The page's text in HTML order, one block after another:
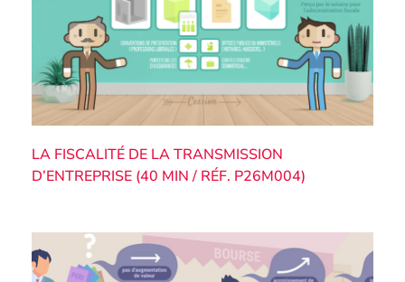
LA FISCALITÉ DE LA TRANSMISSION
D’ENTREPRISE (40 MIN / RÉF. P26M004)